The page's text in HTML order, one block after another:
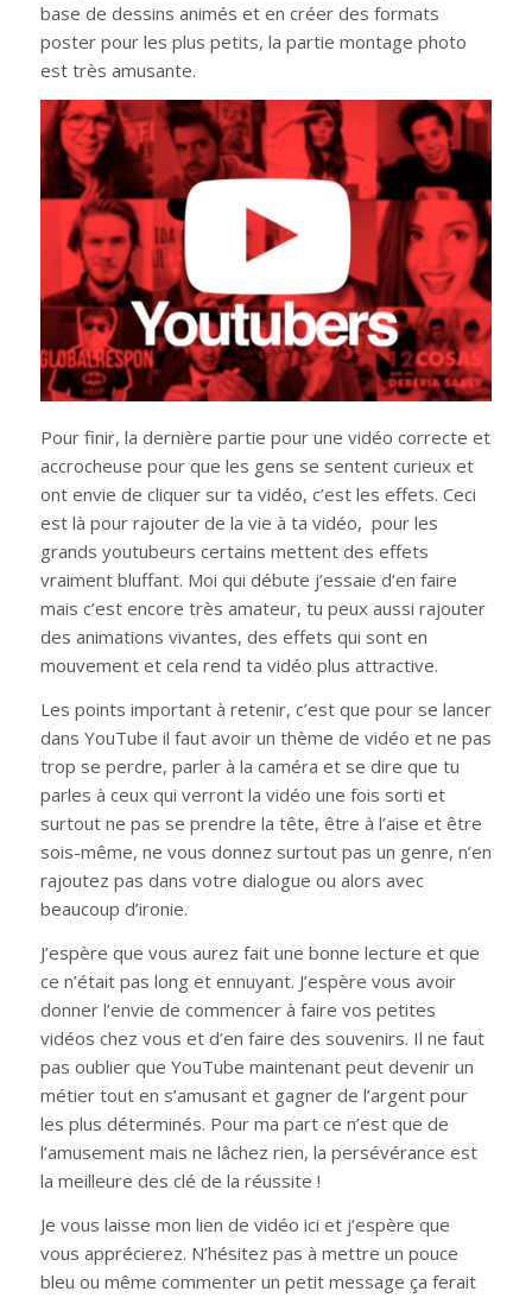
base de dessins animés et en créer des formats
poster pour les plus petits, la partie montage photo
est très amusante.
Pour finir, la dernière partie pour une vidéo correcte et
accrocheuse pour que les gens se sentent curieux et
ont envie de cliquer sur ta vidéo, c’est les effets. Ceci
est là pour rajouter de la vie à ta vidéo, pour les
grands youtubeurs certains mettent des effets
vraiment bluffant. Moi qui débute j’essaie d’en faire
mais c’est encore très amateur, tu peux aussi rajouter
des animations vivantes, des effets qui sont en
mouvement et cela rend ta vidéo plus attractive.
Les points important à retenir, c’est que pour se lancer
dans YouTube il faut avoir un thème de vidéo et ne pas
trop se perdre, parler à la caméra et se dire que tu
parles à ceux qui verront la vidéo une fois sorti et
surtout ne pas se prendre la tête, être à l’aise et être
sois-même, ne vous donnez surtout pas un genre, n’en
rajoutez pas dans votre dialogue ou alors avec
beaucoup d’ironie.
J’espère que vous aurez fait une bonne lecture et que
ce n’était pas long et ennuyant. J’espère vous avoir
donner l’envie de commencer à faire vos petites
vidéos chez vous et d’en faire des souvenirs. Il ne faut
pas oublier que YouTube maintenant peut devenir un
métier tout en s’amusant et gagner de l’argent pour
les plus déterminés. Pour ma part ce n’est que de
l’amusement mais ne lâchez rien, la persévérance est
la meilleure des clé de la réussite !
Je vous laisse mon lien de vidéo ici et j’espère que
vous apprécierez. N’hésitez pas à mettre un pouce
bleu ou même commenter un petit message ça ferait